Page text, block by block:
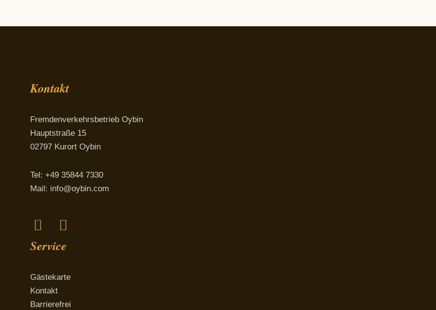
Kontakt
Fremdenverkehrsbetrieb Oybin
Hauptstraße 15
02797 Kurort Oybin
Tel: +49 35844 7330
Mail: info@oybin.com
Facebook
Service
Gästekarte
Kontakt
Barrierefrei